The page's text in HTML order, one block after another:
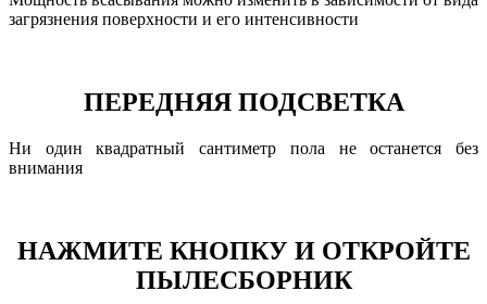
загрязнения поверхности и его интенсивности
ПЕРЕДНЯЯ ПОДСВЕТКА
Ни один квадратный сантиметр пола не останется без
внимания
НАЖМИТЕ КНОПКУ И ОТКРОЙТЕ
ПЫЛЕСБОРНИК